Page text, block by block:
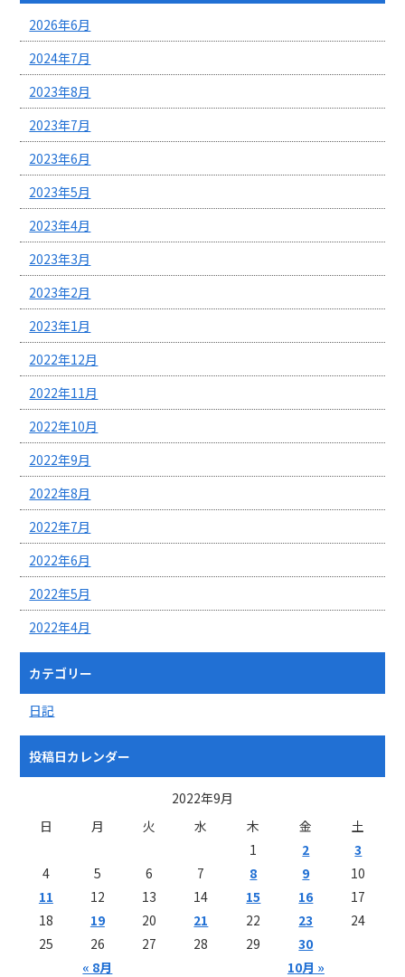
2026年6月
2024年7月
2023年8月
2023年7月
2023年6月
2023年5月
2023年4月
2023年3月
2023年2月
2023年1月
2022年12月
2022年11月
2022年10月
2022年9月
2022年8月
2022年7月
2022年6月
2022年5月
2022年4月
カテゴリー
日記
投稿日カレンダー
2022年9月
日
月 火 水 木 金 土
« 8月 10月 »
1 2
3
4
5 6 7 8 9
10
11
12 13 14 15 16
17
18
19 20 21 22 23
24
25
26 27 28 29 30